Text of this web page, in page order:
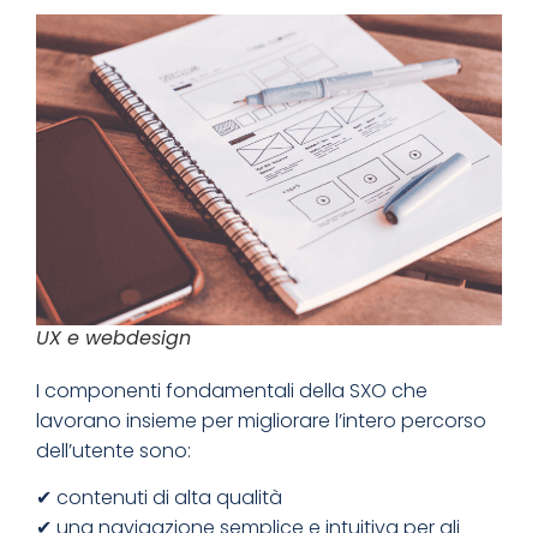
UX e webdesign
I componenti fondamentali della SXO che
lavorano insieme per migliorare l’intero percorso
dell’utente sono:
✔ contenuti di alta qualità